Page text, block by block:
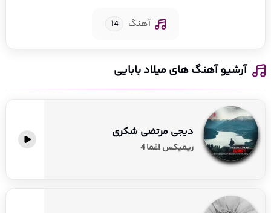
آهنگ 14
آرشیو آهنگ های میلاد بابایی
دیجی مرتضی شکری
ریمیکس اغما 4